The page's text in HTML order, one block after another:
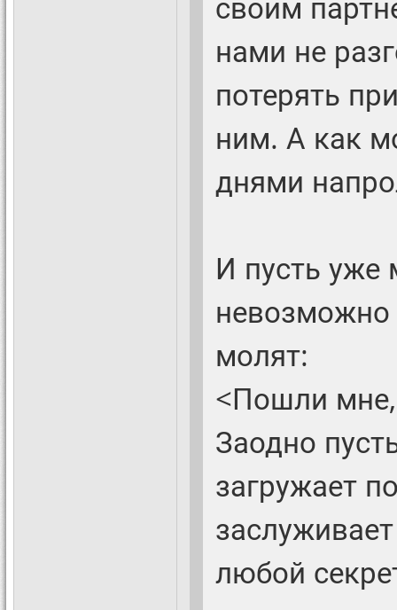
нами не
потерять
ним. А как
днями
И пусть уже
молят:
<Пошли мне,
Заодно
загружает
любой